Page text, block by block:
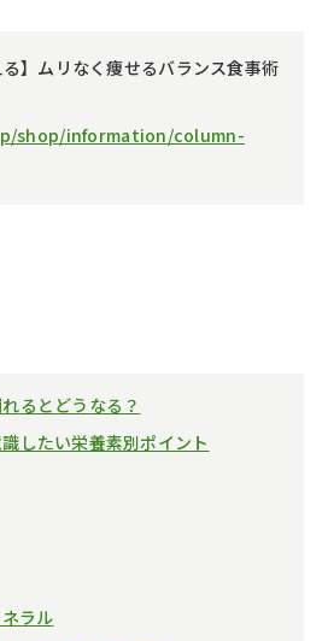
】ムリなく痩せるバランス食事術
shop/information/column-
るとどうなる？
したい栄養素別ポイント
ラル